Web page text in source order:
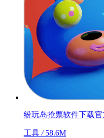
纷玩岛抢票软件下载
工具 /58.6M